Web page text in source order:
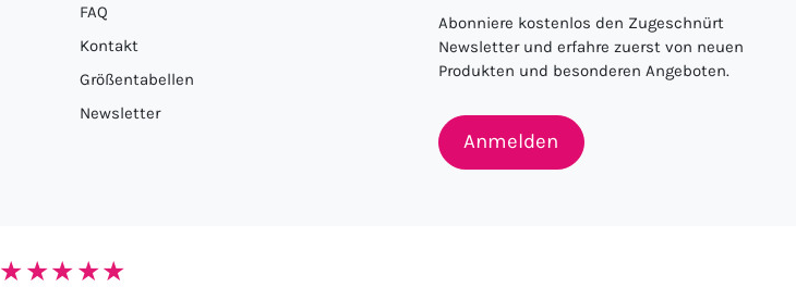
FAQ
Kontakt
Größentabellen
Newsletter
Abonniere kostenlos den Zugeschnürt
Newsletter und erfahre zuerst von neuen
Produkten und besonderen Angeboten.
Anmelden
★★★★★